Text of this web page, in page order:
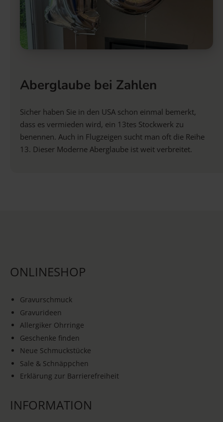
Aberglaube bei Zahlen
Sicher haben Sie in den USA schon einmal bemerkt,
dass es vermieden wird, ein 13tes Stockwerk zu
benennen. Auch in Flugzeigen sucht man oft die Reihe
13. Dieser Moderne Aberglaube ist weit verbreitet.
ONLINESHOP
Gravurschmuck
Gravurideen
Allergiker Ohrringe
Geschenke finden
Neue Schmuckstücke
Sale & Schnäppchen
Erklärung zur Barrierefreiheit
INFORMATION